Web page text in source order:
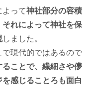
よって神社部分の容積
れによって神社を保
しました。
現代的ではあるので
ことで、繊細さや儚
感じることろも面白